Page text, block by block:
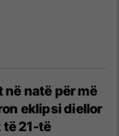
natë për më
eklipsi diellor
të 21-të